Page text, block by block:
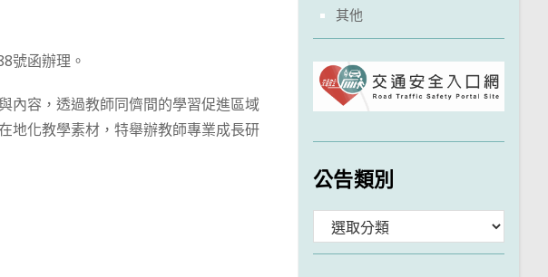
號函辦理。
內容，透過教師同儕間的學習促進區域
地化教學素材，特舉辦教師專業成長研
其他
公告類別
類